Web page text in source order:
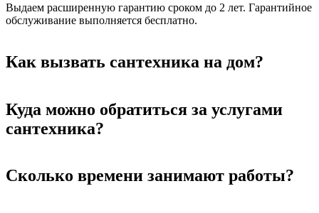
Выдаем расширенную гарантию сроком до 2 лет. Гарантийное
обслуживание выполняется бесплатно.
Как вызвать сантехника на дом?
Куда можно обратиться за услугами
сантехника?
Сколько времени занимают работы?